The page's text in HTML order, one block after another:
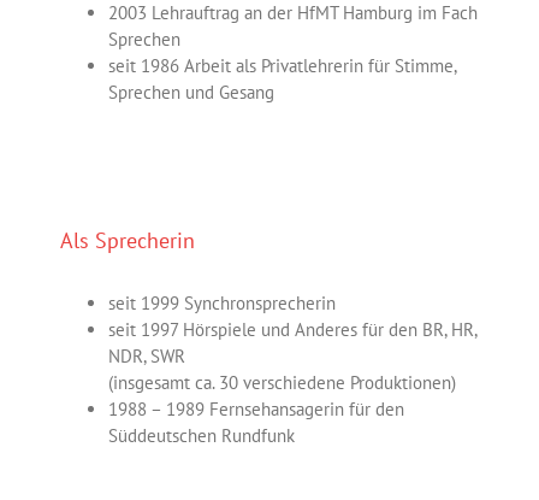
2003 Lehrauftrag an der HfMT Hamburg im Fach
Sprechen
seit 1986 Arbeit als Privatlehrerin für Stimme,
Sprechen und Gesang
Als Sprecherin
seit 1999 Synchronsprecherin
seit 1997 Hörspiele und Anderes für den BR, HR,
NDR, SWR
(insgesamt ca. 30 verschiedene Produktionen)
1988 – 1989 Fernsehansagerin für den
Süddeutschen Rundfunk